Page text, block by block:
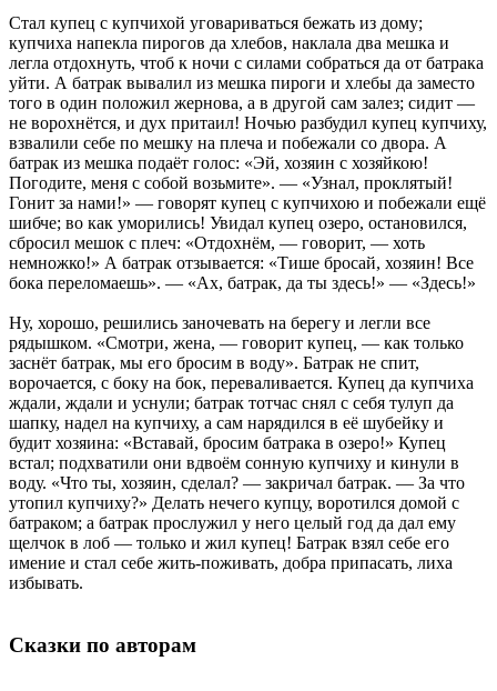
Стал купец с купчихой уговариваться бежать из дому;
купчиха напекла пирогов да хлебов, наклала два мешка и
легла отдохнуть, чтоб к ночи с силами собраться да от батрака
уйти. А батрак вывалил из мешка пироги и хлебы да заместо
того в один положил жернова, а в другой сам залез; сидит —
не ворохнётся, и дух притаил! Ночью разбудил купец купчиху,
взвалили себе по мешку на плеча и побежали со двора. А
батрак из мешка подаёт голос: «Эй, хозяин с хозяйкою!
Погодите, меня с собой возьмите». — «Узнал, проклятый!
Гонит за нами!» — говорят купец с купчихою и побежали ещё
шибче; во как уморились! Увидал купец озеро, остановился,
сбросил мешок с плеч: «Отдохнём, — говорит, — хоть
немножко!» А батрак отзывается: «Тише бросай, хозяин! Все
бока переломаешь». — «Ах, батрак, да ты здесь!» — «Здесь!»
Ну, хорошо, решились заночевать на берегу и легли все
рядышком. «Смотри, жена, — говорит купец, — как только
заснёт батрак, мы его бросим в воду». Батрак не спит,
ворочается, с боку на бок, переваливается. Купец да купчиха
ждали, ждали и уснули; батрак тотчас снял с себя тулуп да
шапку, надел на купчиху, а сам нарядился в её шубейку и
будит хозяина: «Вставай, бросим батрака в озеро!» Купец
встал; подхватили они вдвоём сонную купчиху и кинули в
воду. «Что ты, хозяин, сделал? — закричал батрак. — За что
утопил купчиху?» Делать нечего купцу, воротился домой с
батраком; а батрак прослужил у него целый год да дал ему
щелчок в лоб — только и жил купец! Батрак взял себе его
имение и стал себе жить-поживать, добра припасать, лиха
избывать.
Сказки по авторам